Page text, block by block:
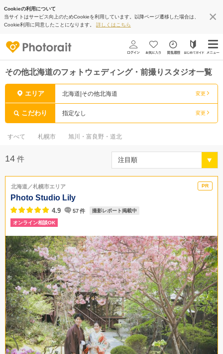
Cookieの利用について
当サイトはサービス向上のためCookieを利用しています。以降ページ遷移した場合は、
Cookie利用に同意したことになります。 詳しくはこちら
その他北海道のフォトウェディング・前撮りスタジオ一覧
エリア 北海道|その他北海道 変更
こだわり 指定なし 変更
すべて 札幌市 旭川・富良野・道北
14 件
北海道／札幌市エリア
Photo Studio Lily
4.9 57件 撮影レポート掲載中
オンライン相談OK